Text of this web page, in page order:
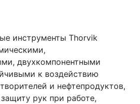
инструменты Thorvik
двухкомпонентными
к воздействию
и нефтепродуктов,
рук при работе,